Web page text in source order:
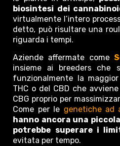
biosintesi dei
virtualmente l’intero
detto, può risultare una
riguarda i tempi.
Aziende affermate come
insieme ai breeders che
funzionalmente la
THC o del CBD che
CBG proprio per
Come per le genetiche ad
hanno ancora una
potrebbe superare i
evitata per tempo.